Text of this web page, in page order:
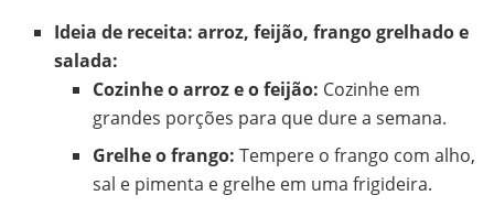
Ideia de receita: arroz, feijão, frango grelhado e
salada:
Cozinhe o arroz e o feijão: Cozinhe em
grandes porções para que dure a semana.
Grelhe o frango: Tempere o frango com alho,
sal e pimenta e grelhe em uma frigideira.